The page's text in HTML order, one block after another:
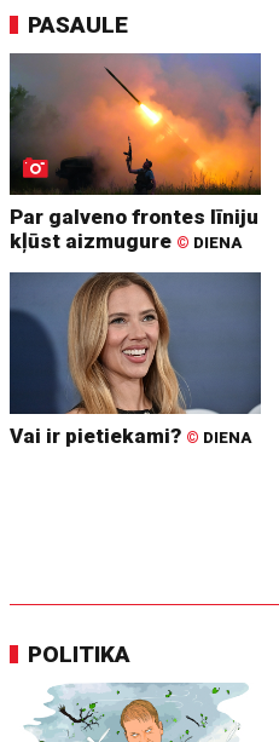
PASAULE
Par galveno frontes līniju
kļūst aizmugure © DIENA
Vai ir pietiekami? © DIENA
POLITIKA